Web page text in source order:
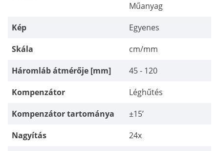
Műanyag
Kép
Egyenes
Skála
cm/mm
Háromláb átmérője [mm]
45 - 120
Kompenzátor
Léghűtés
Kompenzátor tartománya
±15’
Nagyítás
24x